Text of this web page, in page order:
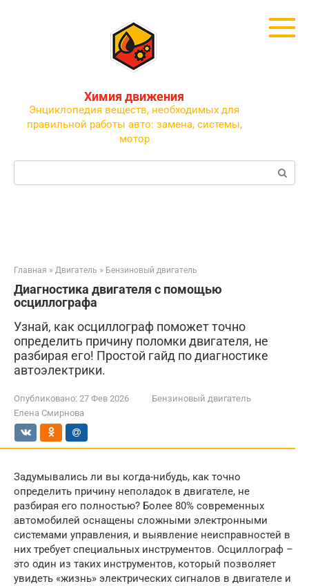
Химия движения
Энциклопедия веществ, необходимых для
правильной работы авто: замена, системы,
мотор
Поиск:
Главная » Двигатель » Бензиновый двигатель
Диагностика двигателя с помощью
осциллографа
Узнай, как осциллограф поможет точно
определить причину поломки двигателя, не
разбирая его! Простой гайд по диагностике
автоэлектрики.
Опубликовано: 27 Фев 2026
Бензиновый двигатель
Елена Смирнова
Задумывались ли вы когда-нибудь, как точно
определить причину неполадок в двигателе, не
разбирая его полностью? Более 80% современных
автомобилей оснащены сложными электронными
системами управления, и выявление неисправностей в
них требует специальных инструментов. Осциллограф –
это один из таких инструментов, который позволяет
увидеть «жизнь» электрических сигналов в двигателе и